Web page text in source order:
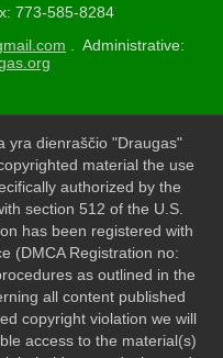
773-585-8284
. Administrative:
yra dienraščio "Draugas"
material the use
authorized by the
section 512 of the U.S.
has been registered with
(DMCA Registration no:
as outlined in the
all content published
copyright violation we will
access to the material(s)